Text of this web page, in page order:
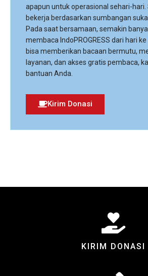
apapun untuk operasional sehari-hari.
bekerja berdasarkan sumbangan
Pada saat bersamaan, semakin
membaca IndoPROGRESS dari hari
bisa memberikan bacaan bermutu,
layanan, dan akses gratis pembaca,
bantuan Anda.
Kirim Donasi
KIRIM DONASI